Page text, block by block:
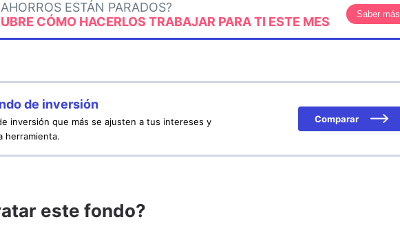
ESTÁN PARADOS?
CÓMO HACERLOS TRABAJAR PARA TI ESTE MES
Saber más
de inversión
inversión que más se ajusten a tus intereses y
herramienta.
Comparar
este fondo?